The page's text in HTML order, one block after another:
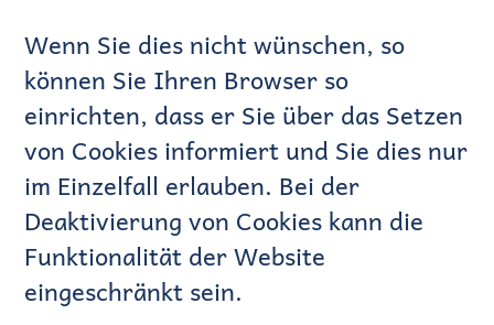
Wenn Sie dies nicht wünschen, so
können Sie Ihren Browser so
einrichten, dass er Sie über das Setzen
von Cookies informiert und Sie dies nur
im Einzelfall erlauben. Bei der
Deaktivierung von Cookies kann die
Funktionalität der Website
eingeschränkt sein.